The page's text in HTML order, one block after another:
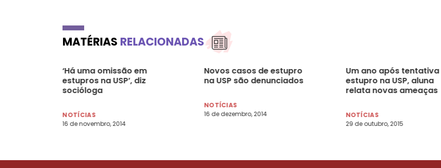
MATÉRIAS RELACIONADAS
‘Há uma omissão em
estupros na USP’, diz
socióloga
NOTÍCIAS
16 de novembro, 2014
Novos casos de estupro
na USP são denunciados
NOTÍCIAS
16 de dezembro, 2014
Um ano após tentativa
estupro na USP, aluna
relata novas ameaças
NOTÍCIAS
29 de outubro, 2015